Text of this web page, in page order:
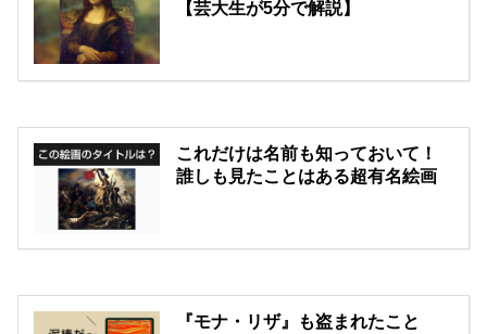
【芸大生が5分で解説】
これだけは名前も知っておいて！
誰しも見たことはある超有名絵画
『モナ・リザ』も盗まれたこと